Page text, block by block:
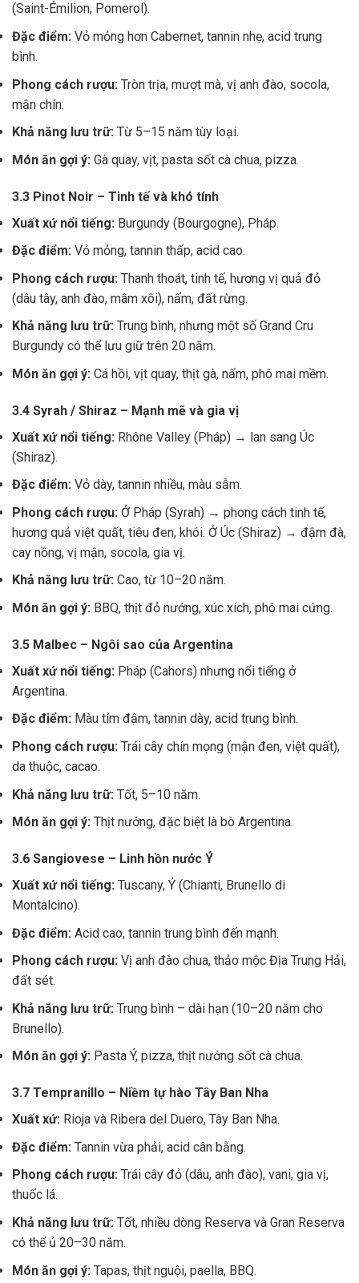
(Saint-Émilion, Pomerol).
Đặc điểm: Vỏ mỏng hơn Cabernet, tannin nhẹ, acid trung
bình.
Phong cách rượu: Tròn trịa, mượt mà, vị anh đào, socola,
mận chín.
Khả năng lưu trữ: Từ 5–15 năm tùy loại.
Món ăn gợi ý: Gà quay, vịt, pasta sốt cà chua, pizza.
3.3 Pinot Noir – Tinh tế và khó tính
Xuất xứ nổi tiếng: Burgundy (Bourgogne), Pháp.
Đặc điểm: Vỏ mỏng, tannin thấp, acid cao.
Phong cách rượu: Thanh thoát, tinh tế, hương vị quả đỏ
(dâu tây, anh đào, mâm xôi), nấm, đất rừng.
Khả năng lưu trữ: Trung bình, nhưng một số Grand Cru
Burgundy có thể lưu giữ trên 20 năm.
Món ăn gợi ý: Cá hồi, vịt quay, thịt gà, nấm, phô mai mềm.
3.4 Syrah / Shiraz – Mạnh mẽ và gia vị
Xuất xứ nổi tiếng: Rhône Valley (Pháp) → lan sang Úc
(Shiraz).
Đặc điểm: Vỏ dày, tannin nhiều, màu sẫm.
Phong cách rượu: Ở Pháp (Syrah) → phong cách tinh tế,
hương quả việt quất, tiêu đen, khói. Ở Úc (Shiraz) → đậm đà,
cay nồng, vị mận, socola, gia vị.
Khả năng lưu trữ: Cao, từ 10–20 năm.
Món ăn gợi ý: BBQ, thịt đỏ nướng, xúc xích, phô mai cứng.
3.5 Malbec – Ngôi sao của Argentina
Xuất xứ nổi tiếng: Pháp (Cahors) nhưng nổi tiếng ở
Argentina.
Đặc điểm: Màu tím đậm, tannin dày, acid trung bình.
Phong cách rượu: Trái cây chín mọng (mận đen, việt quất),
da thuộc, cacao.
Khả năng lưu trữ: Tốt, 5–10 năm.
Món ăn gợi ý: Thịt nướng, đặc biệt là bò Argentina.
3.6 Sangiovese – Linh hồn nước Ý
Xuất xứ nổi tiếng: Tuscany, Ý (Chianti, Brunello di
Montalcino).
Đặc điểm: Acid cao, tannin trung bình đến mạnh.
Phong cách rượu: Vị anh đào chua, thảo mộc Địa Trung Hải,
đất sét.
Khả năng lưu trữ: Trung bình – dài hạn (10–20 năm cho
Brunello).
Món ăn gợi ý: Pasta Ý, pizza, thịt nướng sốt cà chua.
3.7 Tempranillo – Niềm tự hào Tây Ban Nha
Xuất xứ: Rioja và Ribera del Duero, Tây Ban Nha.
Đặc điểm: Tannin vừa phải, acid cân bằng.
Phong cách rượu: Trái cây đỏ (dâu, anh đào), vani, gia vị,
thuốc lá.
Khả năng lưu trữ: Tốt, nhiều dòng Reserva và Gran Reserva
có thể ủ 20–30 năm.
Món ăn gợi ý: Tapas, thịt nguội, paella, BBQ.